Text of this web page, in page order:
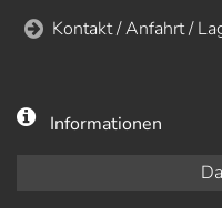
Kontakt / Anfahrt /
Informationen